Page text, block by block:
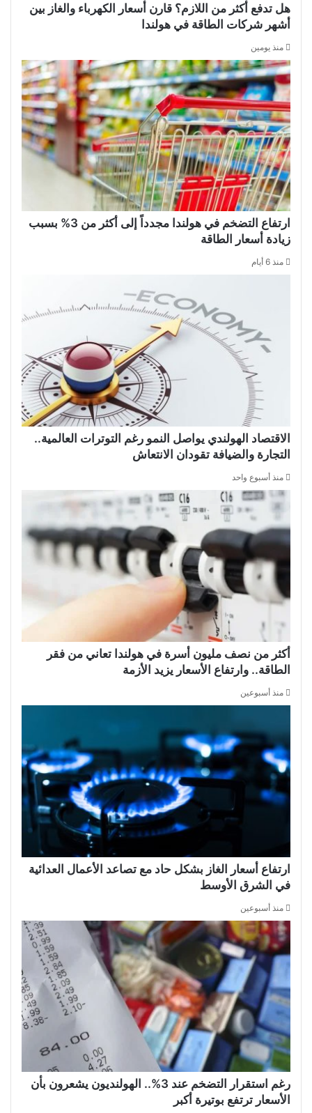
هل تدفع أكثر من اللازم؟ قارن أسعار الكهرباء والغاز بين
أشهر شركات الطاقة في هولندا
منذ يومين
ارتفاع التضخم في هولندا مجدداً إلى أكثر من 3% بسبب
زيادة أسعار الطاقة
منذ 6 أيام
الاقتصاد الهولندي يواصل النمو رغم التوترات العالمية..
التجارة والضيافة تقودان الانتعاش
منذ أسبوع واحد
أكثر من نصف مليون أسرة في هولندا تعاني من فقر
الطاقة.. وارتفاع الأسعار يزيد الأزمة
منذ أسبوعين
ارتفاع أسعار الغاز بشكل حاد مع تصاعد الأعمال العدائية
في الشرق الأوسط
منذ أسبوعين
رغم استقرار التضخم عند 3%.. الهولنديون يشعرون بأن
الأسعار ترتفع بوتيرة أكبر